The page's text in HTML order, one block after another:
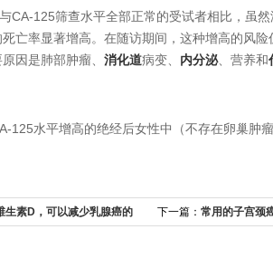
CA-125筛查水平全部正常的受试者相比，虽
亡率显著增高。在随访期间，这种增高的风
因是肺部肿瘤、 消化道病变、 内分泌、营养和
125水平增高的绝经后女性中（不存在卵巢肿
生素D，可以减少乳腺癌的 下一篇： 常用的子宫颈